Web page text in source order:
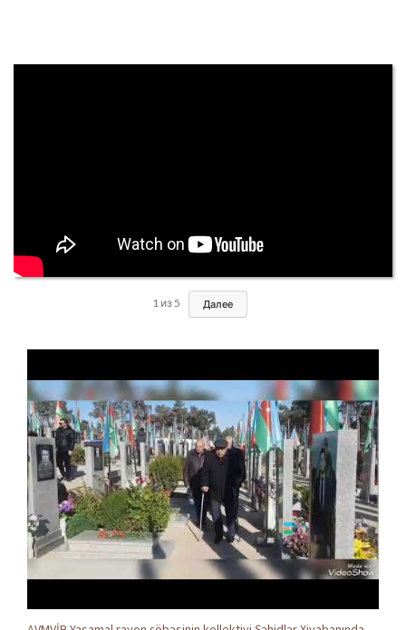
1 из5 Далее